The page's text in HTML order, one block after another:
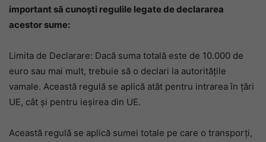
important să cunoști regulile legate de declararea
acestor sume:
Limita de Declarare: Dacă suma totală este de 10.000 de
euro sau mai mult, trebuie să o declari la autoritățile
vamale. Această regulă se aplică atât pentru intrarea în țări
UE, cât și pentru ieșirea din UE.
Această regulă se aplică sumei totale pe care o transporți,